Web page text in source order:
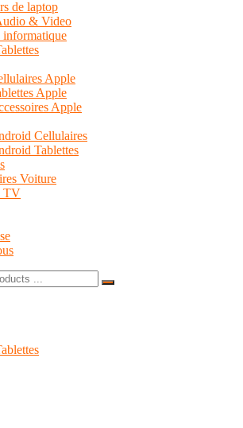
de laptop
& Video
informatique
Apple
Apple
Apple
Cellulaires
Tablettes
Voiture
TV